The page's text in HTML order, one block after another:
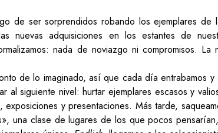
de ser sorprendidos robando los ejemplares
nuevas adquisiciones en los estantes de
nada de noviazgo ni compromisos.
de lo imaginado, así que cada día entrabamos
al siguiente nivel: hurtar ejemplares escasos y
y presentaciones. Más tarde,
una clase de lugares de los que pocos